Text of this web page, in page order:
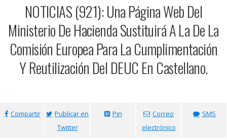
NOTICIAS (921): Una Página Web Del
Ministerio De Hacienda Sustituirá A La De La
Comisión Europea Para La Cumplimentación
Y Reutilización Del DEUC En Castellano.
Compartir
Publicar en
Twitter
Pin
Correo
electrónico
SMS